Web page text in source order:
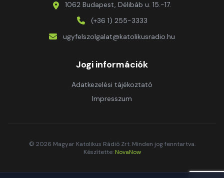
1062 Budapest, Délibáb u. 15.-17.
(+36 1) 255-3333
ugyfelszolgalat@katolikusradio.hu
Jogi információk
Adatkezelési tájékoztató
Impresszum
© 2026 Magyar Katolikus Rádió Zrt. Minden jog fenntartva.
Készítette: NovaNow